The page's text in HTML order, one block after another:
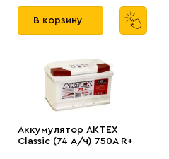
В корзину
Аккумулятор AKTEX
Classic (74 А/ч) 750A R+